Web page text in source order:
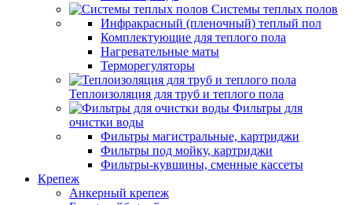
Системы теплых полов
Инфракрасный (пленочный) теплый пол
Комплектующие для теплого пола
Нагревательные маты
Терморегуляторы
Теплоизоляция для труб и теплого пола
Фильтры для
очистки воды
Фильтры магистральные, картриджи
Фильтры под мойку, картриджи
Фильтры-кувшины, сменные кассеты
Крепеж
Анкерный крепеж